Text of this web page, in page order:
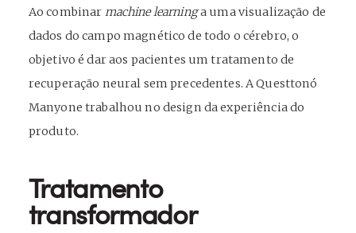
Ao combinar machine learninga uma visualização de
dados do campo magnético de todo o cérebro, o
objetivo é dar aos pacientes um tratamento de
recuperação neural sem precedentes. A Questtonó
Manyone trabalhou no design da experiência do
produto.
Tratamento
transformador